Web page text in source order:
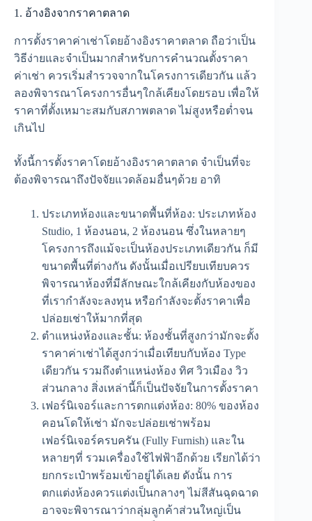
1. อ้างอิงจากราคาตลาด
การตั้งราคาค่าเช่าโดยอ้างอิงราคาตลาด ถือว่าเป็น
วิธีง่ายและจำเป็นมากสำหรับการคำนวณตั้งราคา
ค่าเช่า ควรเริ่มสำรวจจากในโครงการเดียวกัน แล้ว
ลองพิจารณาโครงการอื่นๆใกล้เคียงโดยรอบ เพื่อให้
ราคาที่ตั้งเหมาะสมกับสภาพตลาด ไม่สูงหรือต่ำจน
เกินไป
ทั้งนี้การตั้งราคาโดยอ้างอิงราคาตลาด จำเป็นที่จะ
ต้องพิจารณาถึงปัจจัยแวดล้อมอื่นๆด้วย อาทิ
ประเภทห้องและขนาดพื้นที่ห้อง: ประเภทห้อง
Studio, 1 ห้องนอน, 2 ห้องนอน ซึ่งในหลายๆ
โครงการถึงแม้จะเป็นห้องประเภทเดียวกัน ก็มี
ขนาดพื้นที่ต่างกัน ดังนั้นเมื่อเปรียบเทียบควร
พิจารณาห้องที่มีลักษณะใกล้เคียงกับห้องของ
ที่เรากำลังจะลงทุน หรือกำลังจะตั้งราคาเพื่อ
ปล่อยเช่าให้มากที่สุด
ตำแหน่งห้องและชั้น: ห้องชั้นที่สูงกว่ามักจะตั้ง
ราคาค่าเช่าได้สูงกว่าเมื่อเทียบกับห้อง Type
เดียวกัน รวมถึงตำแหน่งห้อง ทิศ วิวเมือง วิว
ส่วนกลาง สิ่งเหล่านี้ก็เป็นปัจจัยในการตั้งราคา
เฟอร์นิเจอร์และการตกแต่งห้อง: 80% ของห้อง
คอนโดให้เช่า มักจะปล่อยเช่าพร้อม
เฟอร์นิเจอร์ครบครัน (Fully Furnish) และใน
หลายๆที่ รวมเครื่องใช้ไฟฟ้าอีกด้วย เรียกได้ว่า
ยกกระเป๋าพร้อมเข้าอยู่ได้เลย ดังนั้น การ
ตกแต่งห้องควรแต่งเป็นกลางๆ ไม่สีสันฉุดฉาด
อาจจะพิจารณาว่ากลุ่มลูกค้าส่วนใหญ่เป็น